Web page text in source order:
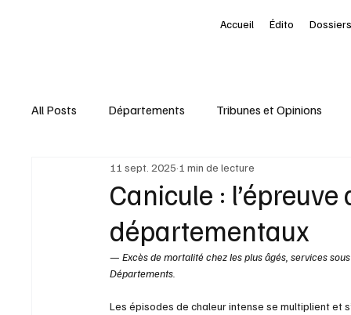
Accueil Édito
All Posts Départements Tribunes et Opinions
Nominations Entreprises Marketing
interview À la une des Départements
Canicule :
départementaux
11 sept. 2025 1 min de lecture
— Excès de mortalité chez les plus âgés, services
Départements.
Les épisodes de chaleur intense se multiplient et